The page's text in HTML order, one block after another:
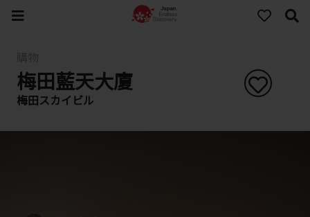
梅田藍天大廈
梅田スカイビル